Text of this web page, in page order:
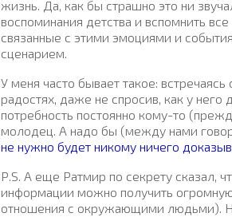
жизнь. Да, как бы страшно это ни
воспоминания детства и вспомнить
связанные с этими эмоциями и
сценарием.
У меня часто бывает такое:
радостях, даже не спросив, как у него
потребность постоянно кому-то
молодец. А надо бы (между нами
не нужно будет никому ничего
P.S. А еще Ратмир по секрету сказал,
информации можно получить
отношения с окружающими людьми).